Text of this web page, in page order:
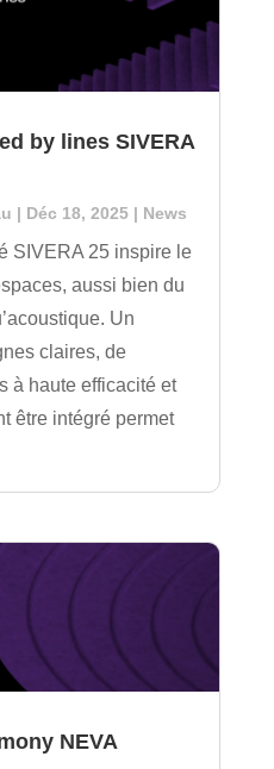
by lines SIVERA
| Déc 18, 2025| News
SIVERA 25 inspire le
aussi bien du
Un
claires, de
à haute efficacité et
être intégré permet
NEVA